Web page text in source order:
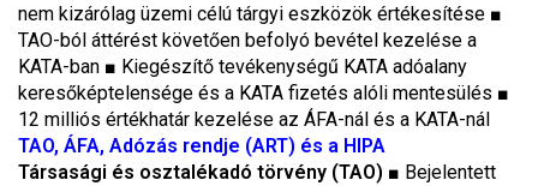
nem kizárólag üzemi célú tárgyi eszközök értékesítése ■
TAO-ból áttérést követően befolyó bevétel kezelése a
KATA-ban ■ Kiegészítő tevékenységű KATA adóalany
keresőképtelensége és a KATA fizetés alóli mentesülés ■
12 milliós értékhatár kezelése az ÁFA-nál és a KATA-nál
TAO, ÁFA, Adózás rendje (ART) és a HIPA
Társasági és osztalékadó törvény (TAO) ■ Bejelentett